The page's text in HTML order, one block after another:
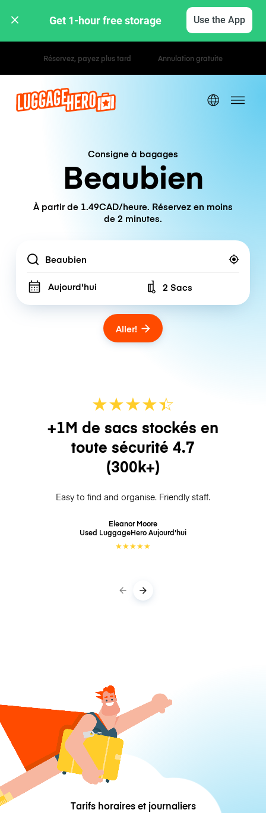
Get 1-hour free storage Use the App
Tarifs horaires / journaliers
Consigne à bagages
Beaubien
À partir de 1.49CAD/heure. Réservez en moins
de 2 minutes.
Location
Aujourd'hui Number of bags
2 Sacs
Aller!
★★★★☆
★
+1M de sacs stockés en
toute sécurité 4.7
(300k+)
Easy to find and organise. Friendly staff.
Eleanor Moore
Used LuggageHeroAujourd'hui
★★★★★
Tarifs horaires et journaliers